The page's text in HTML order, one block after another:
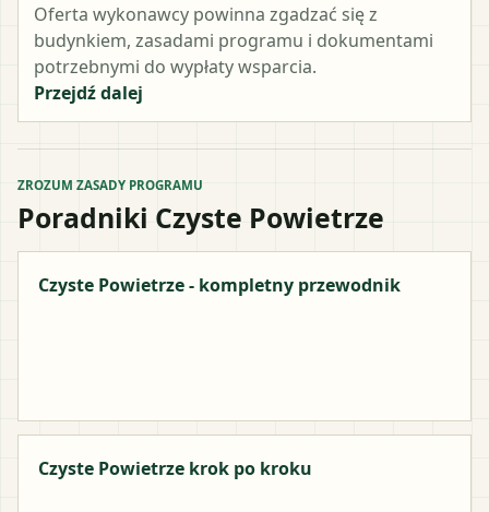
Oferta wykonawcy powinna zgadzać się z
budynkiem, zasadami programu i dokumentami
potrzebnymi do wypłaty wsparcia.
Przejdź dalej
ZROZUM ZASADY PROGRAMU
Poradniki Czyste Powietrze
Czyste Powietrze - kompletny przewodnik
Czyste Powietrze krok po kroku